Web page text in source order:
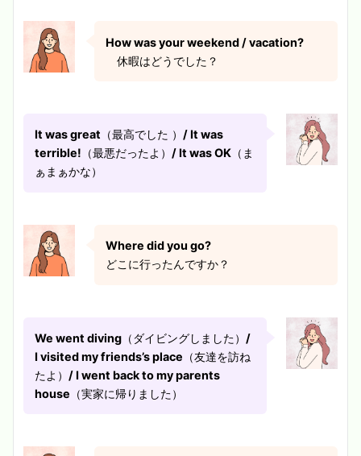
How was your weekend / vacation?
休暇はどうでした？
It was great （最高でした ）/ It was
terrible! （最悪だったよ）/ It was OK （ま
ぁまぁかな）
Where did you go?
どこに行ったんですか？
We went diving （ダイビングしました） /
I visited my friends’s place （友達を訪ね
たよ） / I went back to my parents
house （実家に帰りました）